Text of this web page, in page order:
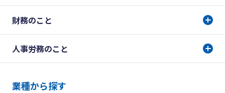
財務のこと
人事労務のこと
業種から探す